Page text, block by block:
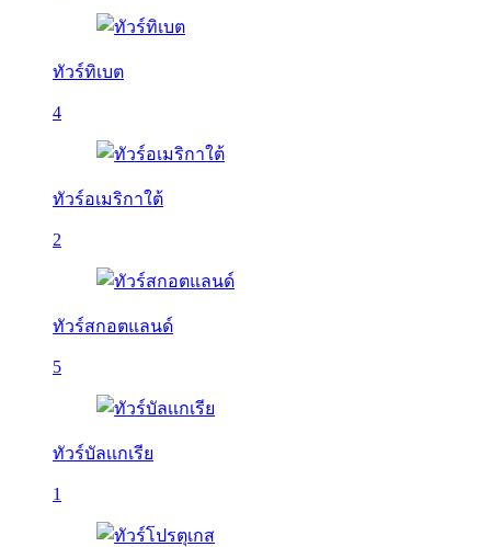
ทัวร์ทิเบต
4
ทัวร์อเมริกาใต้
2
ทัวร์สกอตแลนด์
5
ทัวร์บัลเเกเรีย
1